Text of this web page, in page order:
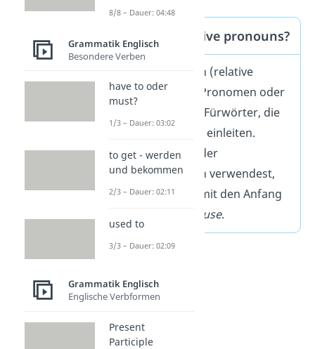
Was sind relative pronouns?
Relativpronomen (relative
pronouns) sind Pronomen oder
auch bezügliche Fürwörter, die
einen Relativsatz einleiten.
Indem du eines der
Relativpronomen verwendest,
markierst du damit den Anfang
relative clause.
8/8 – Dauer: 04:48
Grammatik Englisch
Besondere Verben
have to oder
must?
1/3 – Dauer: 03:02
to get - werden
und bekommen
2/3 – Dauer: 02:11
used to
3/3 – Dauer: 02:09
Grammatik Englisch
Englische Verbformen
Present
Participle